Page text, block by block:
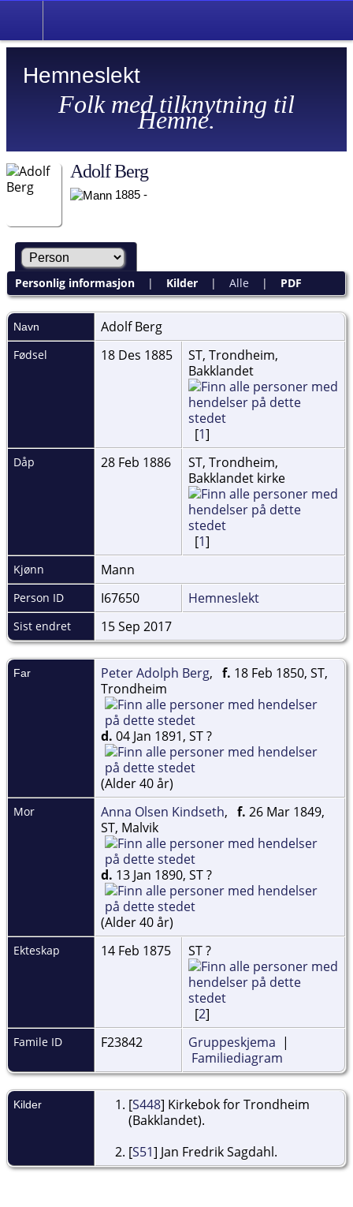
Hemneslekt
Folk med tilknytning til
Hemne.
Adolf Berg
1885 -
Personlig informasjon| Kilder| Alle | PDF
Navn Adolf Berg
Fødsel 18 Des 1885
ST, Trondheim,
Bakklandet
[1]
Dåp 28 Feb 1886
ST, Trondheim,
Bakklandet kirke
[1]
Kjønn Mann
Person ID I67650 Hemneslekt
Sist endret 15 Sep 2017
Far Peter Adolph Berg, f. 18 Feb 1850, ST,
Trondheim
d. 04 Jan 1891, ST ?
(Alder 40 år)
Mor Anna Olsen Kindseth, f. 26 Mar 1849,
ST, Malvik
d. 13 Jan 1890, ST ?
(Alder 40 år)
Ekteskap 14 Feb 1875 ST ?
[2]
Famile ID F23842 Gruppeskjema |
Familiediagram
Kilder [S448] Kirkebok for Trondheim
(Bakklandet).
[S51] Jan Fredrik Sagdahl.